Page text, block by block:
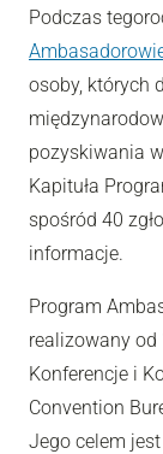
Podczas
osoby, których
pozyskiwania
Kapituła
spośród 40
informacje.
Program
realizowany od
Konferencje i
Convention
Jego celem